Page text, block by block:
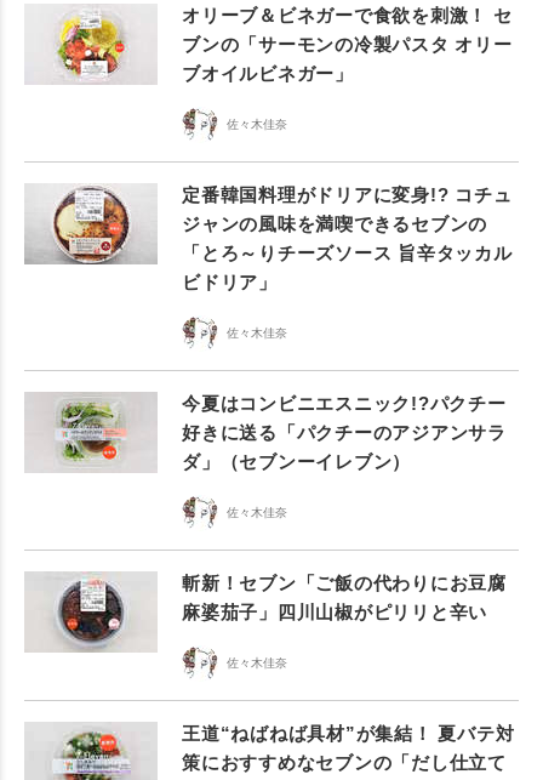
オリーブ＆ビネガーで食欲を刺激！ セ
ブンの「サーモンの冷製パスタ オリー
ブオイルビネガー」
佐々木佳奈
定番韓国料理がドリアに変身!? コチュ
ジャンの風味を満喫できるセブンの
「とろ～りチーズソース 旨辛タッカル
ビドリア」
佐々木佳奈
今夏はコンビニエスニック!?パクチー
好きに送る「パクチーのアジアンサラ
ダ」（セブンーイレブン）
佐々木佳奈
斬新！セブン「ご飯の代わりにお豆腐
麻婆茄子」四川山椒がピリリと辛い
佐々木佳奈
王道“ねばねば具材”が集結！ 夏バテ対
策におすすめなセブンの「だし仕立て